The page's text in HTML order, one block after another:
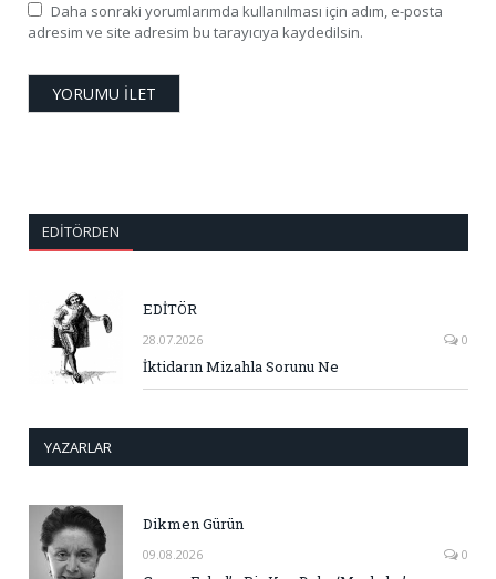
Daha sonraki yorumlarımda kullanılması için adım, e-posta
adresim ve site adresim bu tarayıcıya kaydedilsin.
EDITÖRDEN
EDİTÖR
28.07.2026 0
İktidarın Mizahla Sorunu Ne
YAZARLAR
Dikmen Gürün
09.08.2026 0